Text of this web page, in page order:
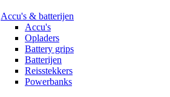
Accu's & batterijen
Accu's
Opladers
Battery grips
Batterijen
Reisstekkers
Powerbanks